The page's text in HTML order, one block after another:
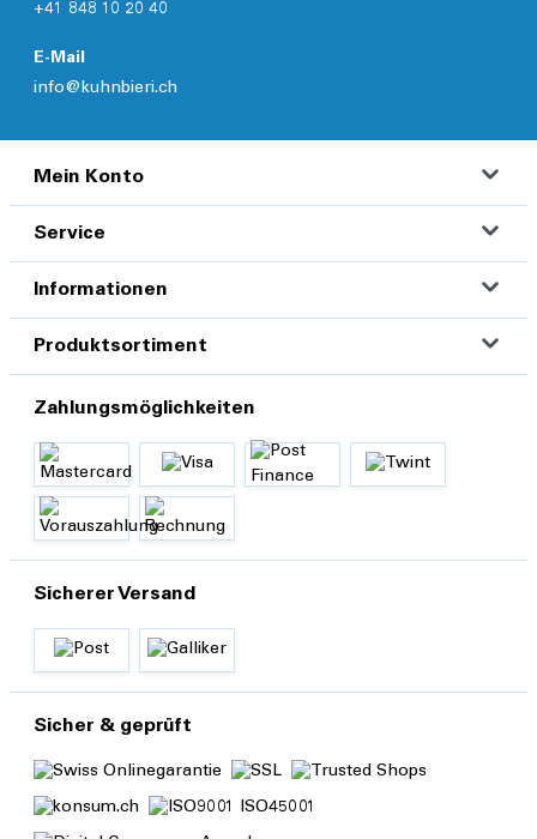
+41 848 10 20 40
E-Mail
info@kuhnbieri.ch
Mein Konto
Service
Informationen
Produktsortiment
Zahlungsmöglichkeiten
Sicherer Versand
Sicher & geprüft